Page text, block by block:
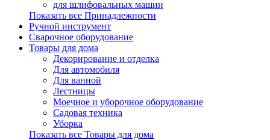
для шлифовальных машин
Показать все Принадлежности
Ручной инструмент
Сварочное оборудование
Товары для дома
Декорирование и отделка
Для автомобиля
Для ванной
Лестницы
Моечное и уборочное оборудование
Садовая техника
Уборка
Показать все Товары для дома